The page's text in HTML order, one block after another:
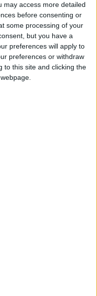
may access more detailed
before consenting or
some processing of your
but you have a
preferences will apply to
preferences or withdraw
to this site and clicking the
Cultural i de la Federació
espanyols, se sentien